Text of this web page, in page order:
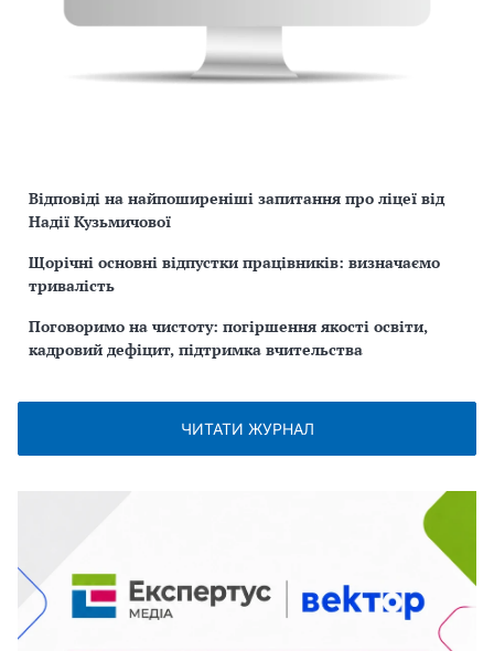
Відповіді на найпоширеніші запитання про ліцеї від
Надії Кузьмичової
Щорічні основні відпустки працівників: визначаємо
тривалість
Поговоримо на чистоту: погіршення якості освіти,
кадровий дефіцит, підтримка вчительства
ЧИТАТИ ЖУРНАЛ